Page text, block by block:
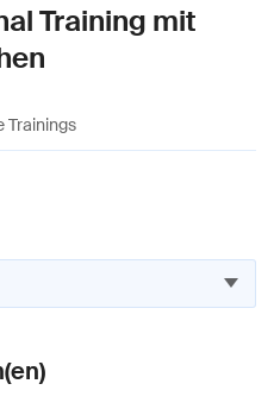
Training mit
Trainings